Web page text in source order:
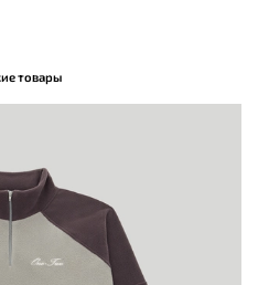
товары